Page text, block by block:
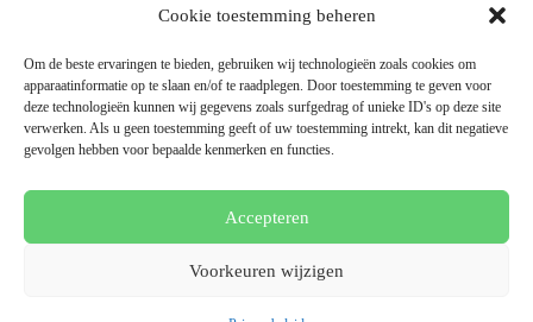
Cookie toestemming beheren
Om de beste ervaringen te bieden, gebruiken wij technologieën zoals cookies om
apparaatinformatie op te slaan en/of te raadplegen. Door toestemming te geven voor
deze technologieën kunnen wij gegevens zoals surfgedrag of unieke ID's op deze site
verwerken. Als u geen toestemming geeft of uw toestemming intrekt, kan dit negatieve
gevolgen hebben voor bepaalde kenmerken en functies.
Accepteren
Voorkeuren wijzigen
Cookies